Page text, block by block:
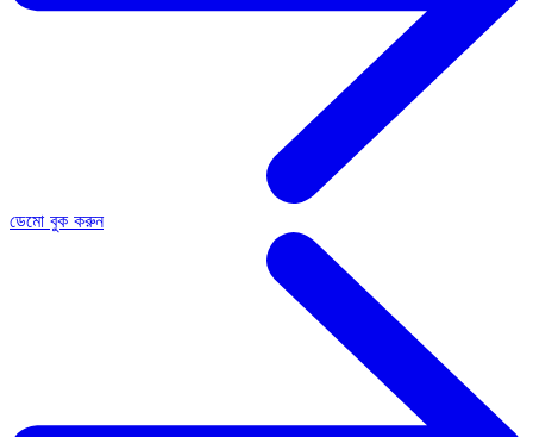
ডেমো বুক করুন